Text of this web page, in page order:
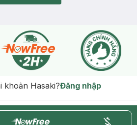
khoản Hasaki?Đăng nhập